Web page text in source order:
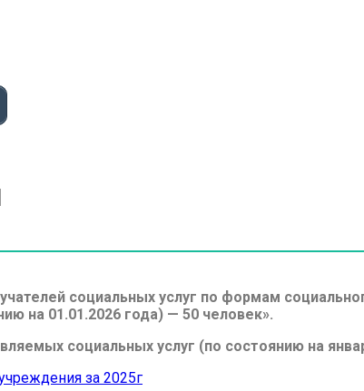
социальных услуг по формам
на 01.01.2026 года) — 50 человек».
социальных услуг (по состоянию на
за 2025г